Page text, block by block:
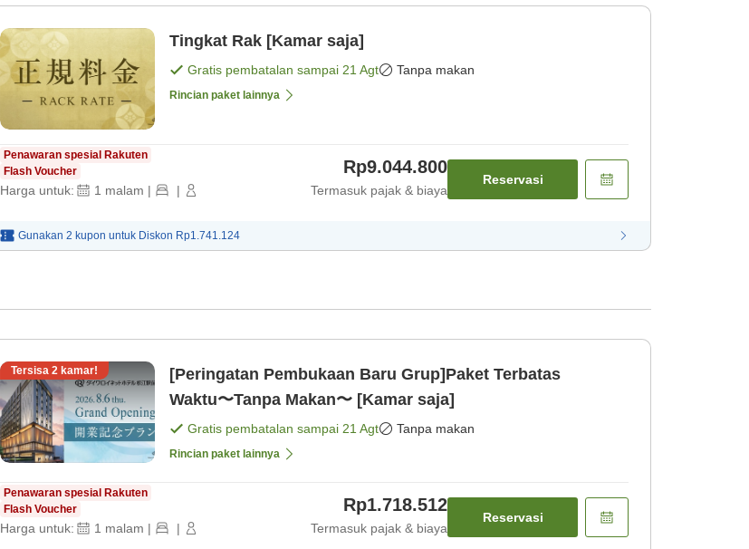
Tingkat Rak [Kamar saja]
Gratis pembatalan sampai 21 Agt Tanpa makan
Rincian paket lainnya
Penawaran spesial Rakuten
Flash Voucher
Harga untuk: 1 malam | |
Rp9.044.800
Termasuk pajak & biaya
Reservasi
Gunakan 2 kupon untuk Diskon Rp1.741.124
Tersisa 2 kamar!
[Peringatan Pembukaan Baru Grup]Paket Terbatas
Waktu〜Tanpa Makan〜 [Kamar saja]
Gratis pembatalan sampai 21 Agt Tanpa makan
Rincian paket lainnya
Penawaran spesial Rakuten
Flash Voucher
Harga untuk: 1 malam | |
Rp1.718.512
Termasuk pajak & biaya
Reservasi